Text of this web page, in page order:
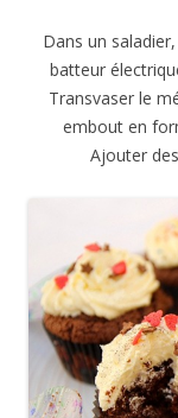
Dans un
batteur
Transvaser le
embout en
Ajouter